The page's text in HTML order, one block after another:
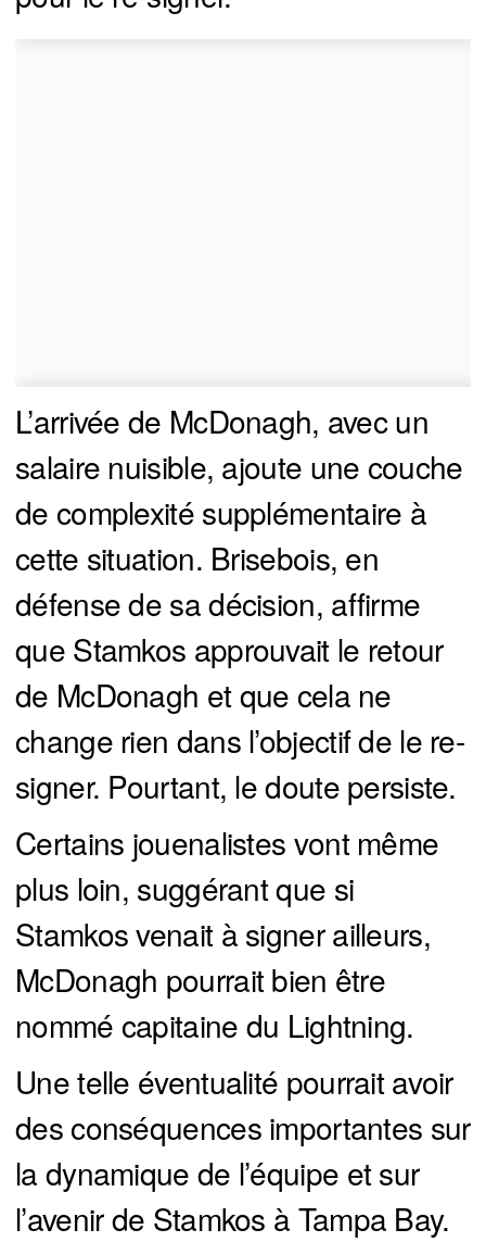
L’arrivée de McDonagh, avec un
salaire nuisible, ajoute une couche
de complexité supplémentaire à
cette situation. Brisebois, en
défense de sa décision, affirme
que Stamkos approuvait le retour
de McDonagh et que cela ne
change rien dans l’objectif de le re-
signer. Pourtant, le doute persiste.
Certains jouenalistes vont même
plus loin, suggérant que si
Stamkos venait à signer ailleurs,
McDonagh pourrait bien être
nommé capitaine du Lightning.
Une telle éventualité pourrait avoir
des conséquences importantes sur
la dynamique de l’équipe et sur
l’avenir de Stamkos à Tampa Bay.